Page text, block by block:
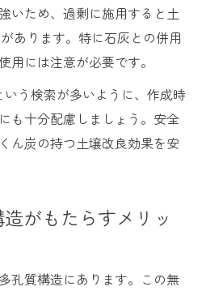
いため、過剰に施用すると土
あります。特に石灰との併用
用には注意が必要です。
いう検索が多いように、作成時
も十分配慮しましょう。安全
ん炭の持つ土壌改良効果を安
がもたらすメリッ
孔質構造にあります。この無